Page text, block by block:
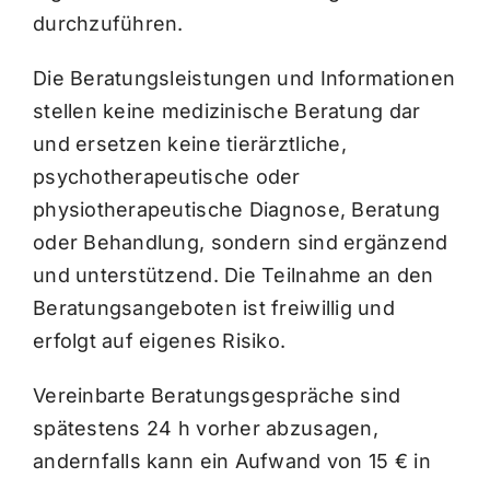
durchzuführen.
Die Beratungsleistungen und Informationen
stellen keine medizinische Beratung dar
und ersetzen keine tierärztliche,
psychotherapeutische oder
physiotherapeutische Diagnose, Beratung
oder Behandlung, sondern sind ergänzend
und unterstützend. Die Teilnahme an den
Beratungsangeboten ist freiwillig und
erfolgt auf eigenes Risiko.
Vereinbarte Beratungsgespräche sind
spätestens 24 h vorher abzusagen,
andernfalls kann ein Aufwand von 15 € in